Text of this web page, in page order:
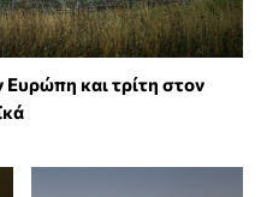
και τρίτη στον